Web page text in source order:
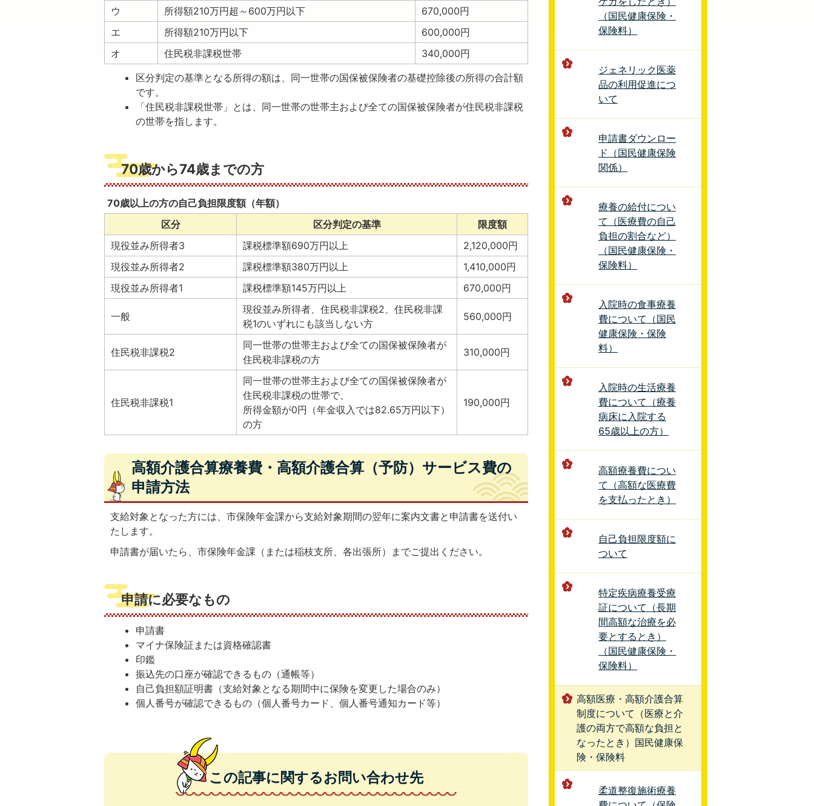
ウ
所得額210万円超～600万円以下
670,000円
エ
所得額210万円以下
600,000円
オ
住民税非課税世帯
340,000円
区分判定の基準となる所得の額は、同一世帯の国保被保険者の基礎控除後の所得の合計額
です。
「住民税非課税世帯」とは、同一世帯の世帯主および全ての国保被保険者が住民税非課税
の世帯を指します。
70歳から74歳までの方
70歳以上の方の自己負担限度額（年額）
区分
区分判定の基準
限度額
現役並み所得者3
課税標準額690万円以上
2,120,000円
現役並み所得者2
課税標準額380万円以上
1,410,000円
現役並み所得者1
課税標準額145万円以上 670,000円
一般
現役並み所得者、住民税非課税2、住民税非課
税1のいずれにも該当しない方
560,000円
住民税非課税2
同一世帯の世帯主および全ての国保被保険者が
住民税非課税の方
310,000円
住民税非課税1
同一世帯の世帯主および全ての国保被保険者が
住民税非課税の世帯で、
所得金額が0円（年金収入では82.65万円以下）
の方
190,000円
高額介護合算療養費・高額介護合算（予防）サービス費の
申請方法
支給対象となった方には、市保険年金課から支給対象期間の翌年に案内文書と申請書を送付い
たします。
申請書が届いたら、市保険年金課（または稲枝支所、各出張所）までご提出ください。
申請に必要なもの
申請書
マイナ保険証または資格確認書
印鑑
振込先の口座が確認できるもの（通帳等）
自己負担額証明書（支給対象となる期間中に保険を変更した場合のみ）
個人番号が確認できるもの（個人番号カード、個人番号通知カード等）
この記事に関するお問い合わせ先
（国民健康保険・
保険料）
ジェネリック医薬
品の利用促進につ
いて
申請書ダウンロー
ド（国民健康保険
関係）
療養の給付につい
て（医療費の自己
負担の割合など）
（国民健康保険・
保険料）
入院時の食事療養
費について（国民
健康保険・保険
料）
入院時の生活療養
費について（療養
病床に入院する
65歳以上の方）
高額療養費につい
て（高額な医療費
を支払ったとき）
自己負担限度額に
ついて
特定疾病療養受療
証について（長期
間高額な治療を必
要とするとき）
（国民健康保険・
保険料）
高額医療・高額介護合算
制度について（医療と介
護の両方で高額な負担と
なったとき）国民健康保
険・保険料
柔道整復施術療養